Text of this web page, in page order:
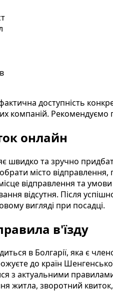
доступність
компаній. Рекомендуємо
онлайн
швидко та зручно
місто
відправлення та
відсутня. Після
вигляді при посадці.
в'їзду
в Болгарії, яка є
до країн
з актуальними
житла, зворотний